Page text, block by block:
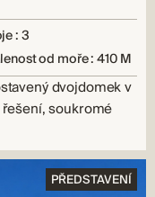
: 3
od moře : 410 M
dvojdomek v
soukromé
PŘEDSTAVENÍ